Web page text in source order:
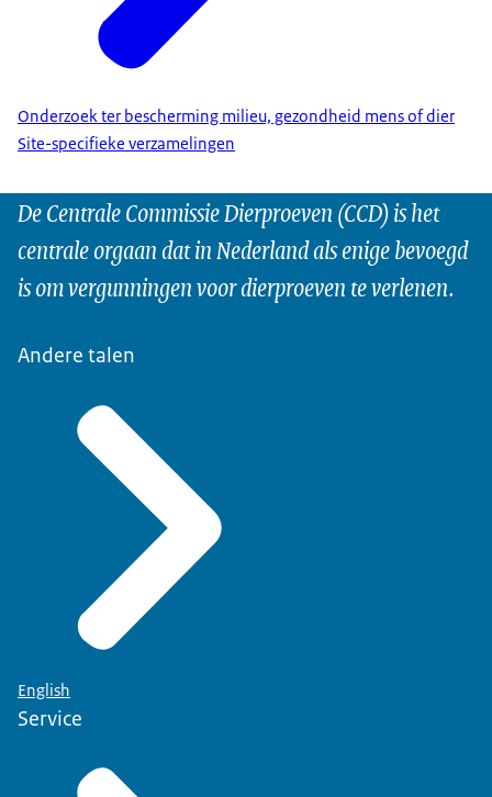
Onderzoek ter bescherming milieu, gezondheid mens of dier
Site-specifieke verzamelingen
De Centrale Commissie Dierproeven (CCD) is het
centrale orgaan dat in Nederland als enige bevoegd
is om vergunningen voor dierproeven te verlenen.
Andere talen
English
Service